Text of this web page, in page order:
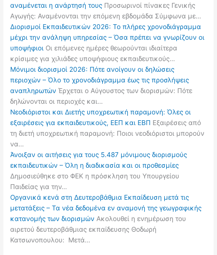
αναμένεται η ανάρτησή τους Προσωρινοί πίνακες Γενικής
Αγωγής: Αναμένονται την επόμενη εβδομάδα Σύμφωνα με…
Διορισμοί Εκπαιδευτικών 2026: Το πλήρες χρονοδιάγραμμα
μέχρι την ανάληψη υπηρεσίας – Όσα πρέπει να γνωρίζουν οι
υποψήφιοι Οι επόμενες ημέρες θεωρούνται ιδιαίτερα
κρίσιμες για χιλιάδες υποψήφιους εκπαιδευτικούς…
Μόνιμοι διορισμοί 2026: Πότε ανοίγουν οι δηλώσεις
περιοχών – Όλο το χρονοδιάγραμμα έως τις προσλήψεις
αναπληρωτών Έρχεται ο Αύγουστος των διορισμών: Πότε
δηλώνονται οι περιοχές και…
Νεοδιόριστοι και Διετής υποχρεωτική παραμονή: Όλες οι
εξαιρέσεις για εκπαιδευτικούς, ΕΕΠ και ΕΒΠ Εξαιρέσεις από
τη διετή υποχρεωτική παραμονή: Ποιοι νεοδιόριστοι μπορούν
να…
Άνοιξαν οι αιτήσεις για τους 5.487 μόνιμους διορισμούς
εκπαιδευτικών – Όλη η διαδικασία και οι προθεσμίες
Δημοσιεύθηκε στο ΦΕΚ η πρόσκληση του Υπουργείου
Παιδείας για την…
Οργανικά κενά στη Δευτεροβάθμια Εκπαίδευση μετά τις
μετατάξεις – Τα νέα δεδομένα εν αναμονή της γεωγραφικής
κατανομής των διορισμών Ακολουθεί η ενημέρωση του
αιρετού δευτεροβάθμιας εκπαίδευσης Θοδωρή
Κατσωνοπουλου: Μετά…